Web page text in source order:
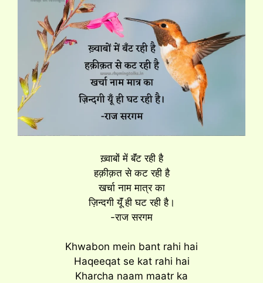
ख़्वाबों में बॅंट रही है
हक़ीक़त से कट रही है
खर्चा नाम मात्र का
ज़िन्दगी यूॅं ही घट रही है।
-राज सरगम
Khwabon mein bant rahi hai
Haqeeqat se kat rahi hai
Kharcha naam maatr ka